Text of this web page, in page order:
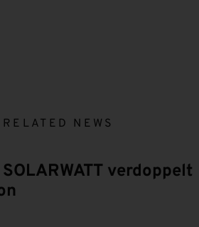
RELATED NEWS
verdoppelt